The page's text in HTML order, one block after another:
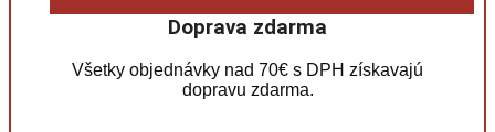
Doprava zdarma
Všetky objednávky nad 70€ s DPH získavajú
dopravu zdarma.